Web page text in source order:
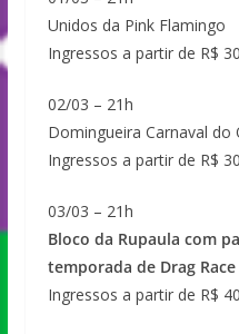
Unidos da Pink Flamingo
Ingressos a partir de R$
02/03 – 21h
Domingueira Carnaval do
Ingressos a partir de R$
03/03 – 21h
Bloco da Rupaula com
temporada de Drag
Ingressos a partir de R$